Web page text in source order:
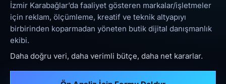
İzmir Karabağlar’da faaliyet gösteren markalar/işletmeler
için reklam, ölçümleme, kreatif ve teknik altyapıyı
birbirinden koparmadan yöneten butik dijital danışmanlık
ekibi.
Daha doğru veri, daha verimli bütçe, daha net kararlar.